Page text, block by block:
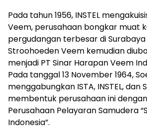
Pada tahun 1956, INSTEL
Veem, perusahaan bongkar muat
pergudangan terbesar di
Stroohoeden Veem kemudian
menjadi PT Sinar Harapan Veem
Pada tanggal 13 November 1964,
menggabungkan ISTA, INSTEL, dan
membentuk perusahaan ini
Perusahaan Pelayaran Samudera
Indonesia”.